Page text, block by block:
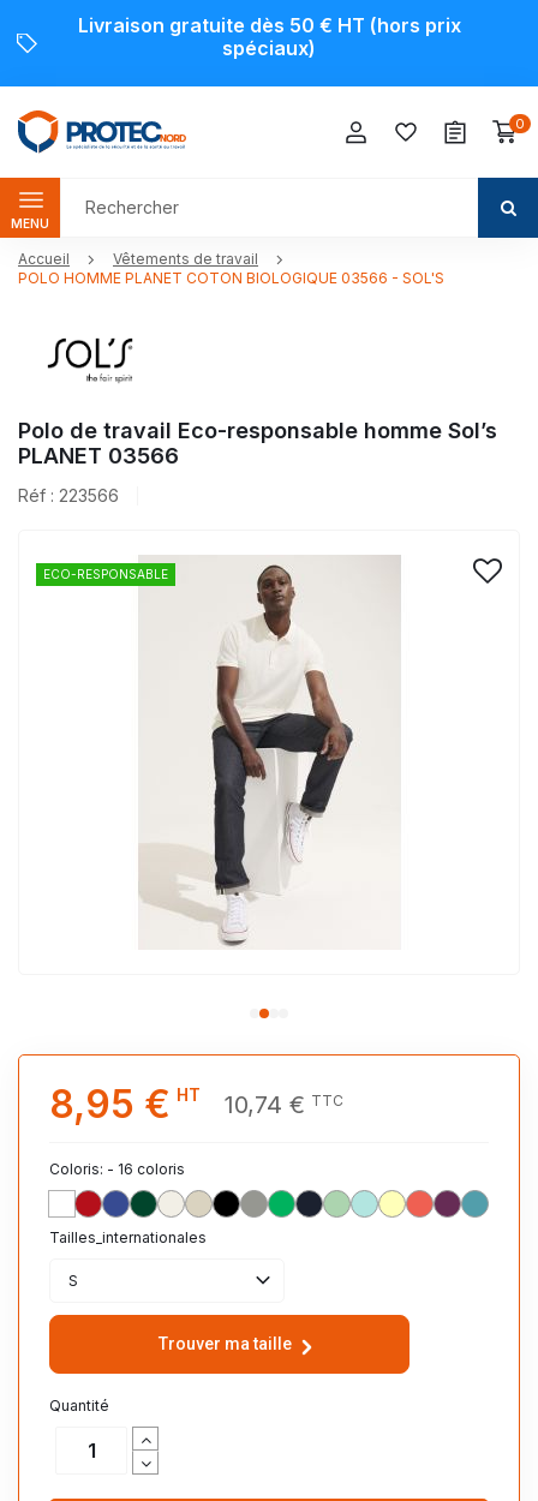
Livraison gratuite dès 50 € HT (hors prix
spéciaux)
0
MENU
Accueil
Vêtements de travail
POLO HOMME PLANET COTON BIOLOGIQUE 03566 - SOL'S
Polo de travail Eco-responsable homme Sol’s
PLANET 03566
Réf : 223566
ECO-RESPONSABLE
8,95 € HT 10,74 € TTC
Coloris: - 16 coloris
BLANC_102
ROUGE_145
ROYAL_241
VERT_BOUTEILLE_264
ECRU_104
CORDE_123
NOIR_312
GRIS_CHINE_360
VERT_PRINTEMPS_290
MARINE_319
VERT_GLACE_292
BLEU_ARCTIQUE_199
JAUNE_CLAIR_260
Tailles_internationales
S
Trouver ma taille
Quantité